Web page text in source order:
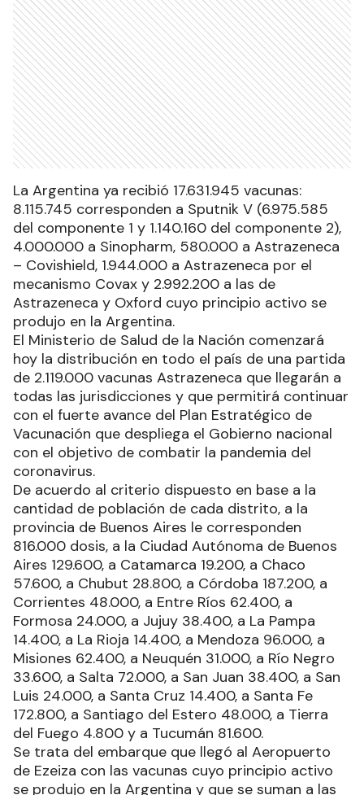
La Argentina ya recibió 17.631.945 vacunas:
8.115.745 corresponden a Sputnik V (6.975.585
del componente 1 y 1.140.160 del componente 2),
4.000.000 a Sinopharm, 580.000 a Astrazeneca
– Covishield, 1.944.000 a Astrazeneca por el
mecanismo Covax y 2.992.200 a las de
Astrazeneca y Oxford cuyo principio activo se
produjo en la Argentina.
El Ministerio de Salud de la Nación comenzará
hoy la distribución en todo el país de una partida
de 2.119.000 vacunas Astrazeneca que llegarán a
todas las jurisdicciones y que permitirá continuar
con el fuerte avance del Plan Estratégico de
Vacunación que despliega el Gobierno nacional
con el objetivo de combatir la pandemia del
coronavirus.
De acuerdo al criterio dispuesto en base a la
cantidad de población de cada distrito, a la
provincia de Buenos Aires le corresponden
816.000 dosis, a la Ciudad Autónoma de Buenos
Aires 129.600, a Catamarca 19.200, a Chaco
57.600, a Chubut 28.800, a Córdoba 187.200, a
Corrientes 48.000, a Entre Ríos 62.400, a
Formosa 24.000, a Jujuy 38.400, a La Pampa
14.400, a La Rioja 14.400, a Mendoza 96.000, a
Misiones 62.400, a Neuquén 31.000, a Río Negro
33.600, a Salta 72.000, a San Juan 38.400, a San
Luis 24.000, a Santa Cruz 14.400, a Santa Fe
172.800, a Santiago del Estero 48.000, a Tierra
del Fuego 4.800 y a Tucumán 81.600.
Se trata del embarque que llegó al Aeropuerto
de Ezeiza con las vacunas cuyo principio activo
se produjo en la Argentina y que se suman a las